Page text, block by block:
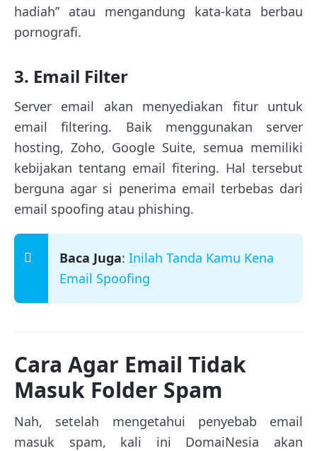
hadiah” atau mengandung kata-kata berbau
pornografi.
3. Email Filter
Server email akan menyediakan fitur untuk
email filtering. Baik menggunakan server
hosting, Zoho, Google Suite, semua memiliki
kebijakan tentang email fitering. Hal tersebut
berguna agar si penerima email terbebas dari
email spoofing atau phishing.
Baca Juga: Inilah Tanda Kamu Kena
Email Spoofing
Cara Agar Email Tidak
Masuk Folder Spam
Nah, setelah mengetahui penyebab email
masuk spam, kali ini DomaiNesia akan